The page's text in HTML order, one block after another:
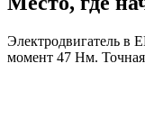
Электродвигатель в
момент 47 Нм. Точная